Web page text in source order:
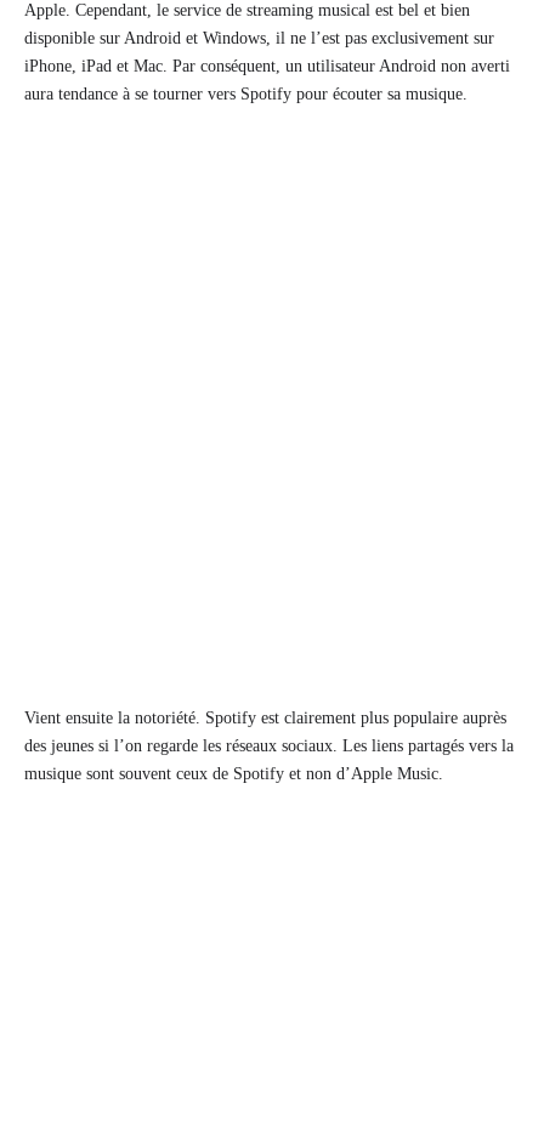
Apple. Cependant, le service de streaming musical est bel et bien
disponible sur Android et Windows, il ne l’est pas exclusivement sur
iPhone, iPad et Mac. Par conséquent, un utilisateur Android non averti
aura tendance à se tourner vers Spotify pour écouter sa musique.
Vient ensuite la notoriété. Spotify est clairement plus populaire auprès
des jeunes si l’on regarde les réseaux sociaux. Les liens partagés vers la
musique sont souvent ceux de Spotify et non d’Apple Music.